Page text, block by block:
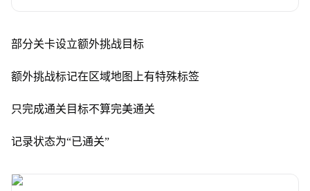
部分关卡设立额外挑战目标
额外挑战标记在区域地图上有特殊标签
只完成通关目标不算完美通关
记录状态为“已通关”